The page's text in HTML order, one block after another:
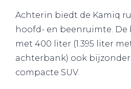
Achterin biedt de Kamiq
hoofd- en beenruimte.
met 400 liter (1.395 liter
achterbank) ook
compacte SUV.